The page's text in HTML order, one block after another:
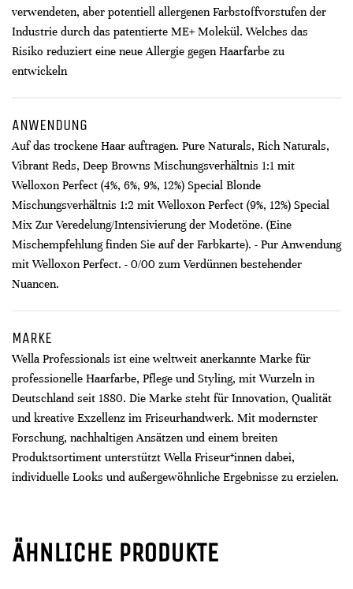
verwendeten, aber potentiell allergenen Farbstoffvorstufen der
Industrie durch das patentierte ME+ Molekül. Welches das
Risiko reduziert eine neue Allergie gegen Haarfarbe zu
entwickeln
ANWENDUNG
Auf das trockene Haar auftragen. Pure Naturals, Rich Naturals,
Vibrant Reds, Deep Browns Mischungsverhältnis 1:1 mit
Welloxon Perfect (4%, 6%, 9%, 12%) Special Blonde
Mischungsverhältnis 1:2 mit Welloxon Perfect (9%, 12%) Special
Mix Zur Veredelung/Intensivierung der Modetöne. (Eine
Mischempfehlung finden Sie auf der Farbkarte). - Pur Anwendung
mit Welloxon Perfect. - 0/00 zum Verdünnen bestehender
Nuancen.
MARKE
Wella Professionals ist eine weltweit anerkannte Marke für
professionelle Haarfarbe, Pflege und Styling, mit Wurzeln in
Deutschland seit 1880. Die Marke steht für Innovation, Qualität
und kreative Exzellenz im Friseurhandwerk. Mit modernster
Forschung, nachhaltigen Ansätzen und einem breiten
Produktsortiment unterstützt Wella Friseur*innen dabei,
individuelle Looks und außergewöhnliche Ergebnisse zu erzielen.
ÄHNLICHE PRODUKTE